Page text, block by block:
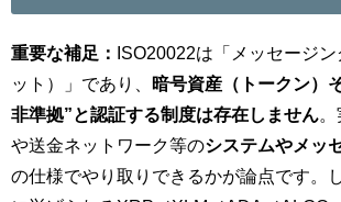
重要な補足：
ISO20022は「メッセージ
ット）」であり、
暗号資産（トークン）
非準拠”と認証する制度は存在しません
や送金ネットワーク等のシステムやメッ
の仕様でやり取りできるかが論点です。